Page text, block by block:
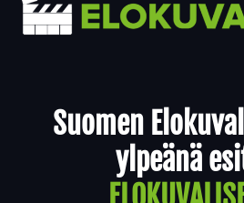
Suomen
ylpeänä